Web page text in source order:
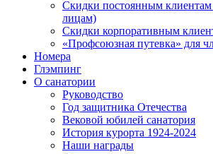
Скидки постоянным
лицам)
Скидки корпоративным
«Профсоюзная путевка» для
Номера
Глэмпинг
О санатории
Руководство
Год защитника Отечества
Вековой юбилей санатория
История курорта 1924-2024
Наши награды